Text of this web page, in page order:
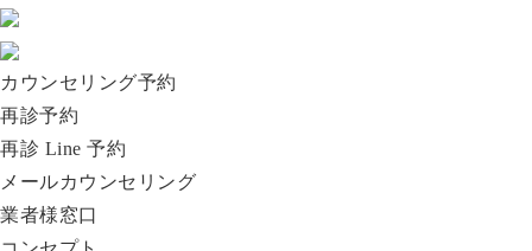
カウンセリング予約
再診予約
再診 Line 予約
メールカウンセリング
業者様窓口